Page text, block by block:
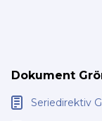
Dokument
Seriedirektiv